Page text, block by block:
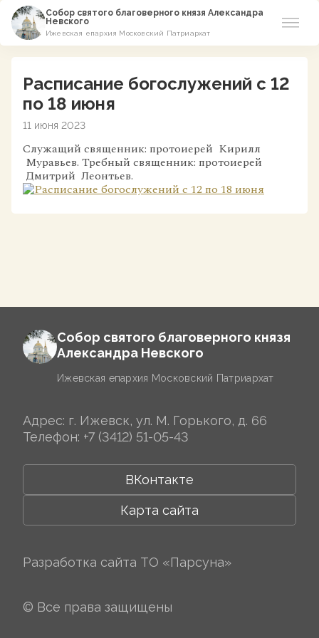
Собор святого благоверного князя Александра
Невского
Ижевская епархия Московский Патриархат
О соборе
Азы Православия
Расписание
Расписание богослужений с 12
по 18 июня
11 июня 2023
Служащий священник: протоиерей Кирилл
Муравьев. Требный священник: протоиерей
Дмитрий Леонтьев.
Собор святого благоверного князя
Александра Невского
Ижевская епархия Московский Патриархат
Адрес: г. Ижевск, ул. М. Горького, д. 66
Телефон: +7 (3412) 51-05-43
ВКонтакте
Карта сайта
Разработка сайта ТО «Парсуна»
© Все права защищены